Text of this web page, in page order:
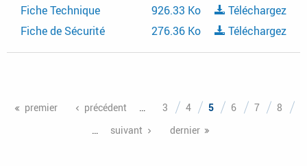
Fiche Technique
926.33 Ko
Téléchargez
Fiche de Sécurité
276.36 Ko Téléchargez
premier précédent 3 4 5 6 7
8
…
suivant dernier